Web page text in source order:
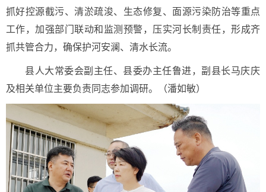
抓好控源截污、清淤疏浚、生态修复、面源污染防治等重点
工作，加强部门联动和监测预警，压实河长制责任，形成齐
抓共管合力，确保护河安澜、清水长流。
县人大常委会副主任、县委办主任鲁进，副县长马庆庆
及相关单位主要负责同志参加调研。（潘如敏）